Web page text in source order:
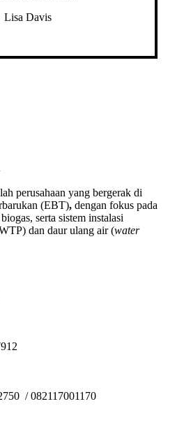
Lisa Davis
perusahaan yang bergerak di
(EBT), dengan fokus pada
serta sistem instalasi
dan daur ulang air (water
/ 082117001170